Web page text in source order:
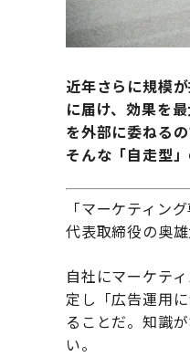
近年さらに規模
に届け、効果を
を外部に委ねる
そんな「自走型
「マーケティン
代表取締役の奥
自社にマーケテ
定し「広告運用
ることだ。知識
い。